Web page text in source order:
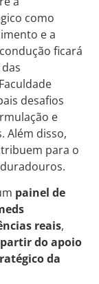
como
e a
ficará
desafios
e
Além disso,
para o
painel de
reais,
do apoio
da